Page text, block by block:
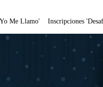
Me Llamo' Inscripciones